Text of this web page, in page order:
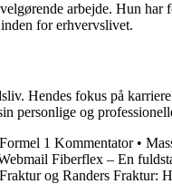
arbejde. Hun har
for erhvervslivet.
Hendes fokus på
personlige og
1 Kommentator•
Fiberflex – En
og Randers Fraktur: